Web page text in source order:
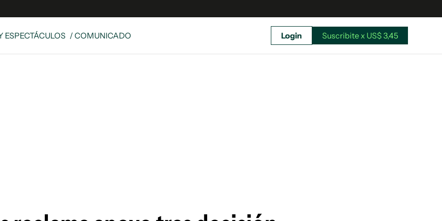
ESPECTÁCULOS / COMUNICADO Login Suscribite x US$ 3,45